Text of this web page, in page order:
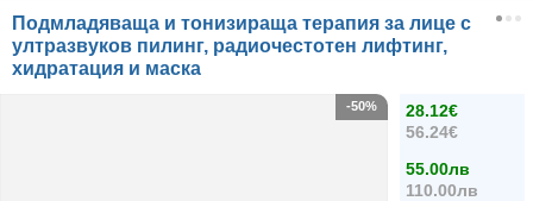
Подмладяваща и тонизираща терапия за лице с
ултразвуков пилинг, радиочестотен лифтинг,
хидратация и маска
28.12€
56.24€
55.00лв
110.00лв
-50%